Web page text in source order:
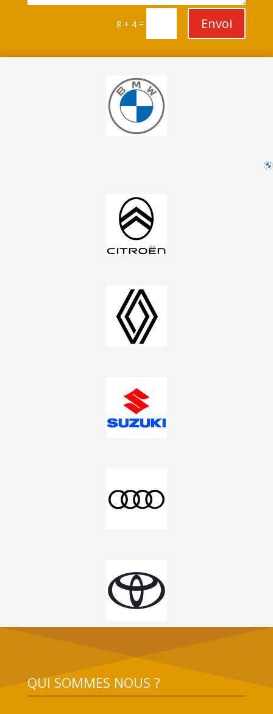
8 + 4 = Envoi
QUI SOMMES NOUS ?